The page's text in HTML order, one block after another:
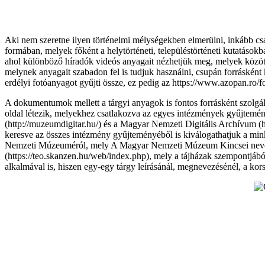
Aki nem szeretne ilyen történelmi mélységekben elmerülni, inkább
formában, melyek főként a helytörténeti, településtörténeti
ahol különböző híradók videós anyagait nézhetjük meg, melyek
melynek anyagait szabadon fel is tudjuk használni, csupán
erdélyi fotóanyagot gyűjti össze, ez pedig az https://www.azopan.ro/
A dokumentumok mellett a tárgyi anyagok is fontos forrásként
oldal létezik, melyekhez csatlakozva az egyes intézmények
(http://muzeumdigitar.hu/) és a Magyar Nemzeti Digitális Archívum
keresve az összes intézmény gyűjteményéből is kiválogathatjuk a
Nemzeti Múzeuméról, mely A Magyar Nemzeti Múzeum Kincsei
(https://teo.skanzen.hu/web/index.php), mely a tájházak
alkalmával is, hiszen egy-egy tárgy leírásánál, megnevezésénél, a